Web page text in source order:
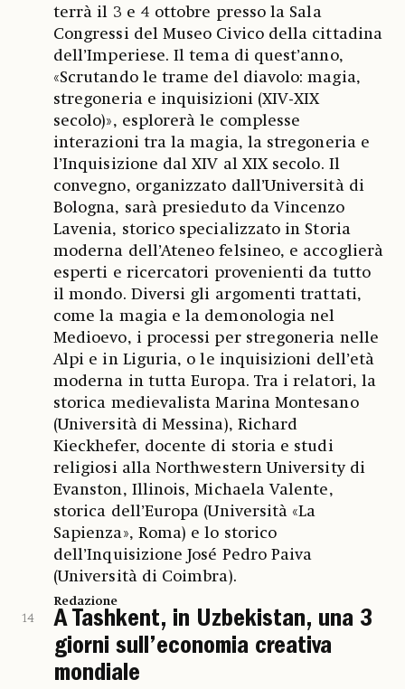
terrà il 3 e 4 ottobre presso la Sala
Congressi del Museo Civico della cittadina
dell’Imperiese. Il tema di quest’anno,
«Scrutando le trame del diavolo: magia,
stregoneria e inquisizioni (XIV-XIX
secolo)», esplorerà le complesse
interazioni tra la magia, la stregoneria e
l’Inquisizione dal XIV al XIX secolo. Il
convegno, organizzato dall’Università di
Bologna, sarà presieduto da Vincenzo
Lavenia, storico specializzato in Storia
moderna dell’Ateneo felsineo, e accoglierà
esperti e ricercatori provenienti da tutto
il mondo. Diversi gli argomenti trattati,
come la magia e la demonologia nel
Medioevo, i processi per stregoneria nelle
Alpi e in Liguria, o le inquisizioni dell’età
moderna in tutta Europa. Tra i relatori, la
storica medievalista Marina Montesano
(Università di Messina), Richard
Kieckhefer, docente di storia e studi
religiosi alla Northwestern University di
Evanston, Illinois, Michaela Valente,
storica dell’Europa (Università «La
Sapienza», Roma) e lo storico
dell’Inquisizione José Pedro Paiva
(Università di Coimbra).
Redazione
14
A Tashkent, in Uzbekistan, una 3
giorni sull’economia creativa
mondiale